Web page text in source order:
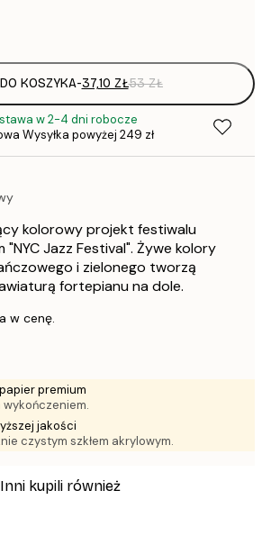
KOSZYKA-37,10 ZŁ53 ZŁ
w 2-4 dni robocze
Wysyłka powyżej 249 zł
kolorowy projekt festiwalu
Jazz Festival". Żywe kolory
i zielonego tworzą
fortepianu na dole.
w cenę.
premium
wykończeniem.
jakości
czystym szkłem akrylowym.
Inni kupili również